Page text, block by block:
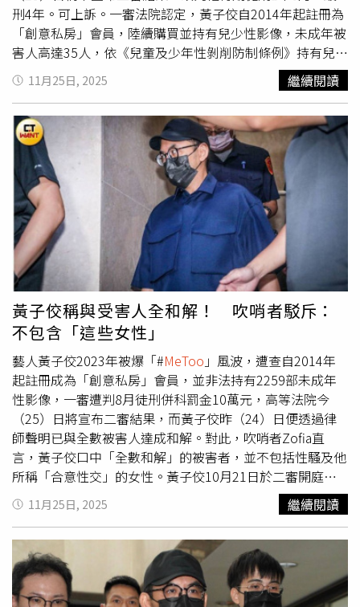
外平台的共犯結構，讓所有加害者無所遁形，也讓每一位被
害人都能獲得完整的公平正義。唯有如此，我們才能真正保
護國家的未來，讓所有孩子能在一個沒有恐懼、身心健全的
環境中安心長大。
刑4年。可上訴。一審法院認定，黃子佼自2014年起註冊為
「創意私房」會員，陸續購買並持有兒少性影像，未成年被
害人高達35人，依《兒童及少年性剝削防制條例》持有兒少
性影像罪，判處8月徒刑併科罰金10萬元。不過北檢發現，
另有12名被害人受害，因此追加起訴，由高院併案審理，被
害者數增至47人。黃子佼10月21日於二審開庭時坦承部分
犯行，表示自己因案件「失去一切」，還需支付贍養費，同
時90度鞠躬道歉稱「我不懂法律，但我懂被害人的痛」，請
求法官輕判。11月24日，黃子佼透過律師發出聲明，由於
案件涉及兒少，相關被害人個人資料均受遮掩保護，黃子佼
無從主動與被害人接洽和解事宜，最終是由法院協助，與全
數被害人達成和解，「我已認知每一張兒童少年性影像都是
血淋淋的故事，會造成孩子一輩子創傷。若沒有人下載，就
不會有人供給。我深切悔悟當年做錯的事，向所有被害者再
次道歉。」《CTWANT》關心您：若自身或旁人遭受身體精
神虐待、性騷擾、性侵害，請打110報案再打113找社工。
11月25日, 2025 繼續閱讀
黃子佼稱與受害人全和解！ 吹哨者駁斥：
不包含「這些女性」
藝人黃子佼2023年被爆「#MeToo 」風波，遭查自2014年
起註冊成為「創意私房」會員，並非法持有2259部未成年
性影像，一審遭判8月徒刑併科罰金10萬元，高等法院今
（25）日將宣布二審結果，而黃子佼昨（24）日便透過律
師聲明已與全數被害人達成和解。對此，吹哨者Zofia直
言，黃子佼口中「全數和解」的被害者，並不包括性騷及他
所稱「合意性交」的女性。黃子佼10月21日於二審開庭時
坦承部分犯行，表示自己因案件「失去一切」，還需支付贍
養費，同時90度鞠躬道歉稱「我不懂法律，但我懂被害人的
痛」，請求法官輕判。11月24日，黃子佼更透過律師發出
聲明，透露已在法院協助下完成全數和解，「我已認知每一
張兒童少年性影像都是血淋淋的故事，會造成孩子一輩子創
傷。若沒有人下載，就不會有人供給。我深切悔悟當年做錯
11月25日, 2025 繼續閱讀